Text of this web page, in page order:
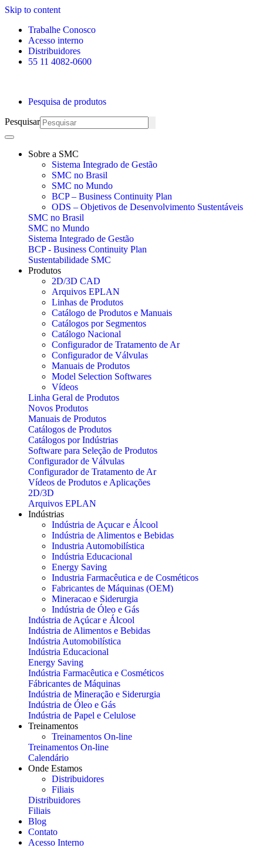
Skip to content
Trabalhe Conosco
Acesso interno
Distribuidores
55 11 4082-0600
Pesquisa de produtos
Pesquisar
Sobre a SMC
Sistema Integrado de Gestão
SMC no Brasil
SMC no Mundo
BCP – Business Continuity Plan
ODS – Objetivos de Desenvolvimento Sustentáveis
SMC no Brasil
SMC no Mundo
Sistema Integrado de Gestão
BCP - Business Continuity Plan
Sustentabilidade SMC
Produtos
2D/3D CAD
Arquivos EPLAN
Linhas de Produtos
Catálogo de Produtos e Manuais
Catálogos por Segmentos
Catálogo Nacional
Configurador de Tratamento de Ar
Configurador de Válvulas
Manuais de Produtos
Model Selection Softwares
Vídeos
Linha Geral de Produtos
Novos Produtos
Manuais de Produtos
Catálogos de Produtos
Catálogos por Indústrias
Software para Seleção de Produtos
Configurador de Válvulas
Configurador de Tratamento de Ar
Vídeos de Produtos e Aplicações
2D/3D
Arquivos EPLAN
Indústrias
Indústria de Açucar e Álcool
Indústria de Alimentos e Bebidas
Industria Automobilística
Indústria Educacional
Energy Saving
Industria Farmacêutica e de Cosméticos
Fabricantes de Máquinas (OEM)
Mineracao e Siderurgia
Indústria de Óleo e Gás
Indústria de Açúcar e Álcool
Indústria de Alimentos e Bebidas
Indústria Automobilística
Indústria Educacional
Energy Saving
Indústria Farmacêutica e Cosméticos
Fábricantes de Máquinas
Indústria de Mineração e Siderurgia
Indústria de Óleo e Gás
Indústria de Papel e Celulose
Treinamentos
Treinamentos On-line
Treinamentos On-line
Calendário
Onde Estamos
Distribuidores
Filiais
Distribuidores
Filiais
Blog
Contato
Acesso Interno